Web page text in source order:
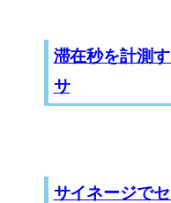
滞在秒を計測
サ
サイネージで